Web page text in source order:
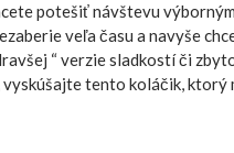
potešiť návštevu
veľa času a navyše
“ verzie sladkostí či
tento koláčik, ktorý